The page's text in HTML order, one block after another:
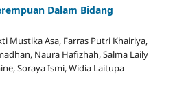
Dalam Bidang
Mustika Asa, Farras Putri Khairiya,
Naura Hafizhah, Salma Laily
Soraya Ismi, Widia Laitupa